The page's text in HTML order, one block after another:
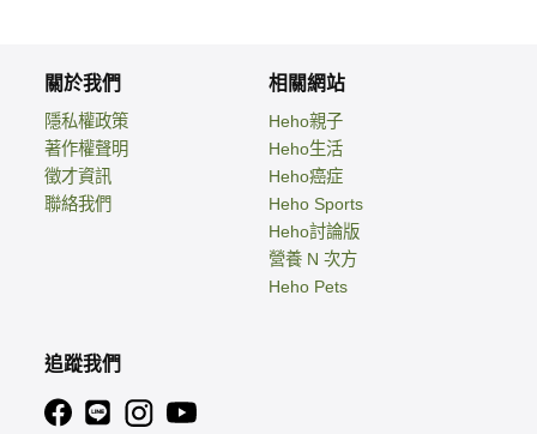
關於我們
隱私權政策
著作權聲明
徵才資訊
聯絡我們
相關網站
Heho親子
Heho生活
Heho癌症
Heho Sports
Heho討論版
營養 N 次方
Heho Pets
追蹤我們